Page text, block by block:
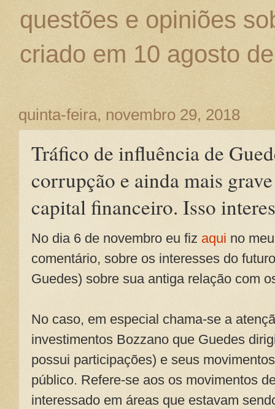
questões e opiniões
criado em 10 agosto
quinta-feira, novembro 29, 2018
Tráfico de influência de
corrupção e ainda mais
capital financeiro. Isso
No dia 6 de novembro eu fiz aqui no
comentário, sobre os interesses do
Guedes) sobre sua antiga relação com
No caso, em especial chama-se a
investimentos Bozzano que Guedes
possui participações) e seus
público. Refere-se aos os movimentos
interessado em áreas que estavam